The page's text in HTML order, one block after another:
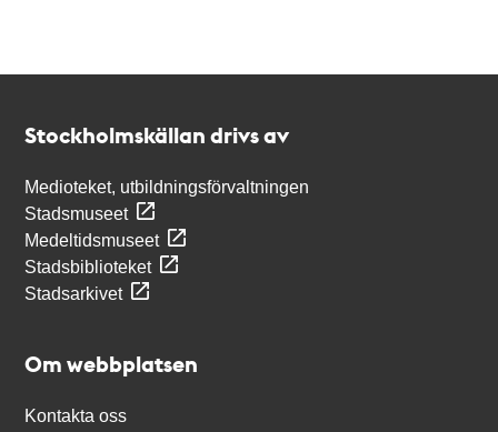
Stockholmskällan drivs av
Medioteket, utbildningsförvaltningen
Stadsmuseet
Medeltidsmuseet
Stadsbiblioteket
Stadsarkivet
Om webbplatsen
Kontakta oss